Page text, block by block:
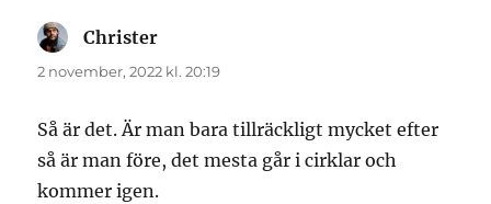
Christer
2 november, 2022 kl. 20:19
Så är det. Är man bara tillräckligt mycket efter
så är man före, det mesta går i cirklar och
kommer igen.